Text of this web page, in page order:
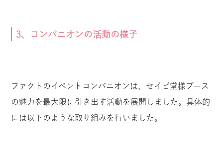
3、コンパニオンの活動の様子
ファクトのイベントコンパニオンは、セイビ堂様ブース
の魅力を最大限に引き出す活動を展開しました。具体的
には以下のような取り組みを行いました。